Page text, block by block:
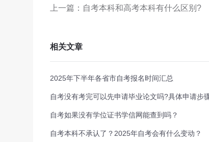
上一篇：自考本科和高考本科有什么区别?
相关文章
2025年下半年各省市自考报名时间汇总
自考没有考完可以先申请毕业论文吗?具体申请步
自考如果没有学位证书学信网能查到吗？
自考本科不承认了？2025年自考会有什么变动？